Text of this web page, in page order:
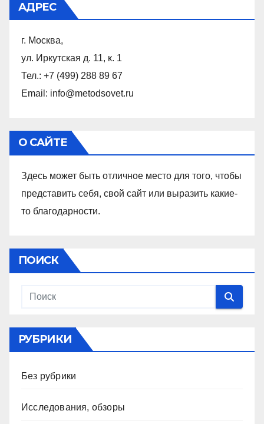
АДРЕС
г. Москва,
ул. Иркутская д. 11, к. 1
Тел.: +7 (499) 288 89 67
Email: info@metodsovet.ru
О САЙТЕ
Здесь может быть отличное место для того, чтобы
представить себя, свой сайт или выразить какие-
то благодарности.
ПОИСК
РУБРИКИ
Без рубрики
Исследования, обзоры